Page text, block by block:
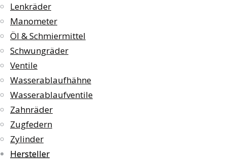
Lenkräder
Manometer
Öl & Schmiermittel
Schwungräder
Ventile
Wasserablaufhähne
Wasserablaufventile
Zahnräder
Zugfedern
Zylinder
Hersteller